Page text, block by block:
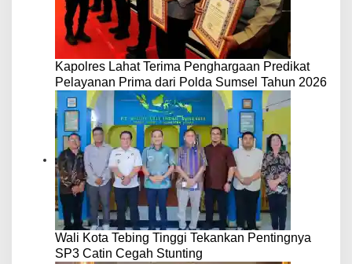
Kapolres Lahat Terima Penghargaan Predikat
Pelayanan Prima dari Polda Sumsel Tahun 2026
Wali Kota Tebing Tinggi Tekankan Pentingnya
SP3 Catin Cegah Stunting